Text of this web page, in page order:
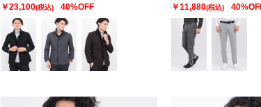
￥23,100(税込) 40%OFF ￥11,880(税込)